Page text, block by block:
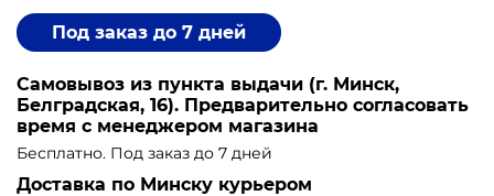
Под заказ до 7 дней
Самовывоз из пункта выдачи (г. Минск,
Белградская, 16). Предварительно согласовать
время с менеджером магазина
Бесплатно. Под заказ до 7 дней
Доставка по Минску курьером